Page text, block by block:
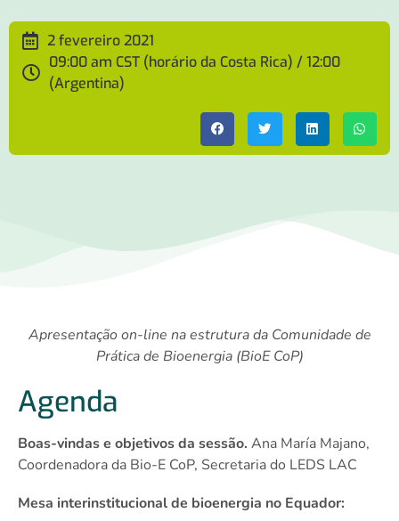
2 fevereiro 2021
09:00 am CST (horário da Costa Rica) / 12:00
(Argentina)
Apresentação on-line na estrutura da Comunidade de
Prática de Bioenergia (BioE CoP)
Agenda
Boas-vindas e objetivos da sessão. Ana María Majano,
Coordenadora da Bio-E CoP, Secretaria do LEDS LAC
Mesa interinstitucional de bioenergia no Equador: